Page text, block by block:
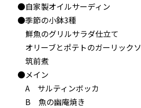
●自家製オイルサーディン
●季節の小鉢3種
鮮魚のグリルサラダ仕立て
オリーブとポテトのガーリック
筑前煮
●メイン
A サルティンボッカ
B 魚の幽庵焼き